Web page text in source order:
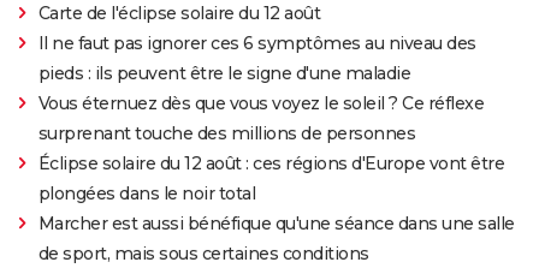
Carte de l'éclipse solaire du 12 août
Il ne faut pas ignorer ces 6 symptômes au niveau des
pieds : ils peuvent être le signe d'une maladie
Vous éternuez dès que vous voyez le soleil ? Ce réflexe
surprenant touche des millions de personnes
Éclipse solaire du 12 août : ces régions d'Europe vont être
plongées dans le noir total
Marcher est aussi bénéfique qu'une séance dans une salle
de sport, mais sous certaines conditions